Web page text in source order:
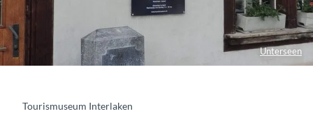
Unterseen
Tourismuseum Interlaken